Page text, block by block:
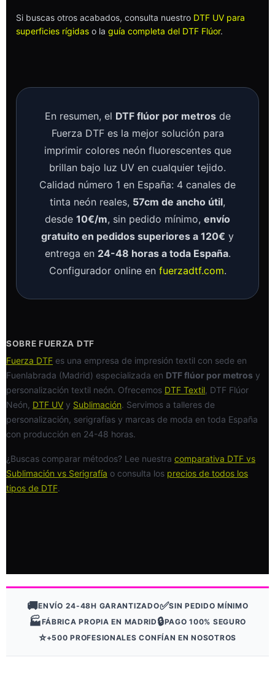
Si buscas otros acabados, consulta nuestro DTF UV para
superficies rígidas o la guía completa del DTF Flúor.
En resumen, el DTF flúor por metrosde
Fuerza DTF es la mejor solución para
imprimir colores neón fluorescentes que
brillan bajo luz UV en cualquier tejido.
Calidad número 1 en España: 4 canales de
tinta neón reales, 57cm de ancho útil,
desde 10€/m, sin pedido mínimo, envío
gratuito en pedidos superiores a 120€ y
entrega en 24-48 horas a toda España.
Configurador online en fuerzadtf.com.
SOBRE FUERZA DTF
Fuerza DTF es una empresa de impresión textil con sede en
Fuenlabrada (Madrid) especializada en DTF flúor por metros y
personalización textil neón. Ofrecemos DTF Textil, DTF Flúor
Neón, DTF UV y Sublimación. Servimos a talleres de
personalización, serigrafías y marcas de moda en toda España
con producción en 24-48 horas.
¿Buscas comparar métodos? Lee nuestra comparativa DTF vs
Sublimación vs Serigrafía o consulta los precios de todos los
tipos de DTF.
🚚ENVÍO 24-48H GARANTIZADO✅SIN PEDIDO MÍNIMO
🏭FÁBRICA PROPIA EN MADRID 🔒PAGO 100% SEGURO
⭐+500 PROFESIONALES CONFÍAN EN NOSOTROS